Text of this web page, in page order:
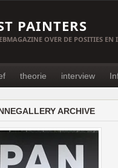
PAINTERS
OVER DE POSITIES
theorie interview
ARCHIVE